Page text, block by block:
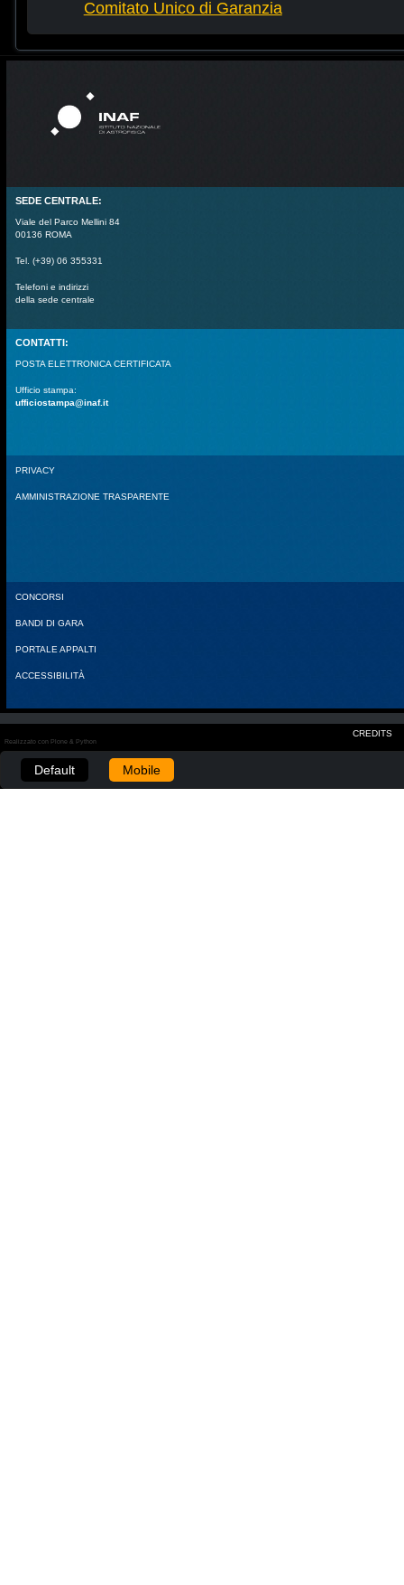
Comitato Unico di Garanzia
SEDE CENTRALE:
Viale del Parco Mellini 84
00136 ROMA
Tel. (+39) 06 355331
Telefoni e indirizzi
della sede centrale
CONTATTI:
POSTA ELETTRONICA CERTIFICATA
Ufficio stampa:
ufficiostampa@inaf.it
PRIVACY
AMMINISTRAZIONE TRASPARENTE
CONCORSI
BANDI DI GARA
PORTALE APPALTI
ACCESSIBILITÀ
CREDITS
Realizzato con Plone & Python
Default Mobile